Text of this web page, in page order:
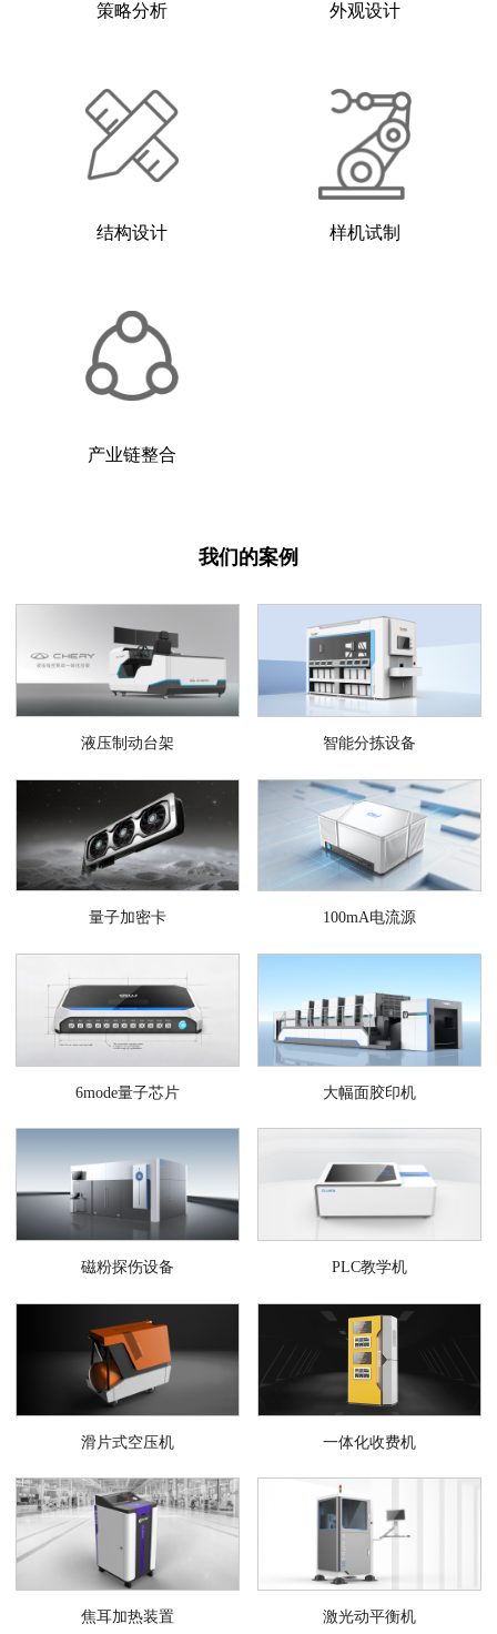
策略分析 外观设计
结构设计 样机试制
产业链整合
我们的案例
液压制动台架 智能分拣设备
量子加密卡 100mA电流源
6mode量子芯片 大幅面胶印机
磁粉探伤设备 PLC教学机
滑片式空压机 一体化收费机
焦耳加热装置 激光动平衡机